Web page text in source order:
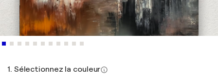
1. Sélectionnez la couleur